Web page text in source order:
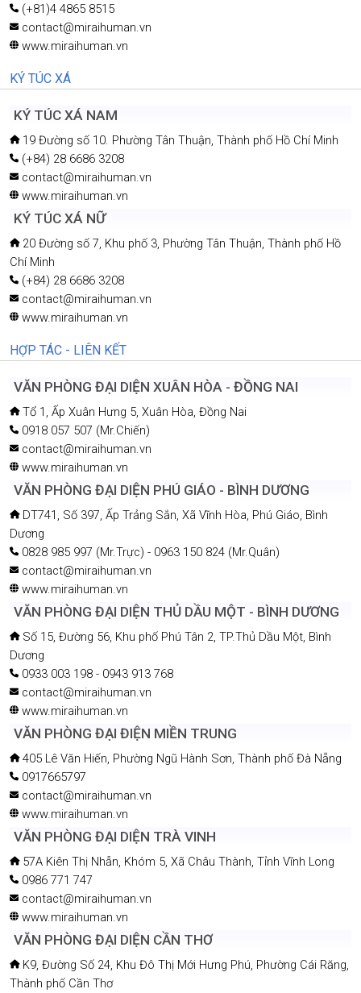
(+81)4 4865 8515
contact@miraihuman.vn
www.miraihuman.vn
KÝ TÚC XÁ
KÝ TÚC XÁ NAM
19 Đường số 10. Phường Tân Thuận, Thành phố Hồ Chí Minh
(+84) 28 6686 3208
contact@miraihuman.vn
www.miraihuman.vn
KÝ TÚC XÁ NỮ
20 Đường số 7, Khu phố 3, Phường Tân Thuận, Thành phố Hồ
Chí Minh
(+84) 28 6686 3208
contact@miraihuman.vn
www.miraihuman.vn
HỢP TÁC - LIÊN KẾT
VĂN PHÒNG ĐẠI DIỆN XUÂN HÒA - ĐỒNG NAI
Tổ 1, Ấp Xuân Hưng 5, Xuân Hòa, Đồng Nai
0918 057 507 (Mr.Chiến)
contact@miraihuman.vn
www.miraihuman.vn
VĂN PHÒNG ĐẠI DIỆN PHÚ GIÁO - BÌNH DƯƠNG
DT741, Số 397, Ấp Trảng Sắn, Xã Vĩnh Hòa, Phú Giáo, Bình
Dương
0828 985 997 (Mr.Trực) - 0963 150 824 (Mr.Quân)
contact@miraihuman.vn
www.miraihuman.vn
VĂN PHÒNG ĐẠI DIỆN THỦ DẦU MỘT - BÌNH DƯƠNG
Số 15, Đường 56, Khu phố Phú Tân 2, TP.Thủ Dầu Một, Bình
Dương
0933 003 198 - 0943 913 768
contact@miraihuman.vn
www.miraihuman.vn
VĂN PHÒNG ĐẠI ĐIỆN MIỀN TRUNG
405 Lê Văn Hiến, Phường Ngũ Hành Sơn, Thành phố Đà Nẵng
0917665797
contact@miraihuman.vn
www.miraihuman.vn
VĂN PHÒNG ĐẠI DIỆN TRÀ VINH
57A Kiên Thị Nhẫn, Khóm 5, Xã Châu Thành, Tỉnh Vĩnh Long
0986 771 747
contact@miraihuman.vn
www.miraihuman.vn
VĂN PHÒNG ĐẠI DIỆN CẦN THƠ
K9, Đường Số 24, Khu Đô Thị Mới Hưng Phú, Phường Cái Răng,
Thành phố Cần Thơ